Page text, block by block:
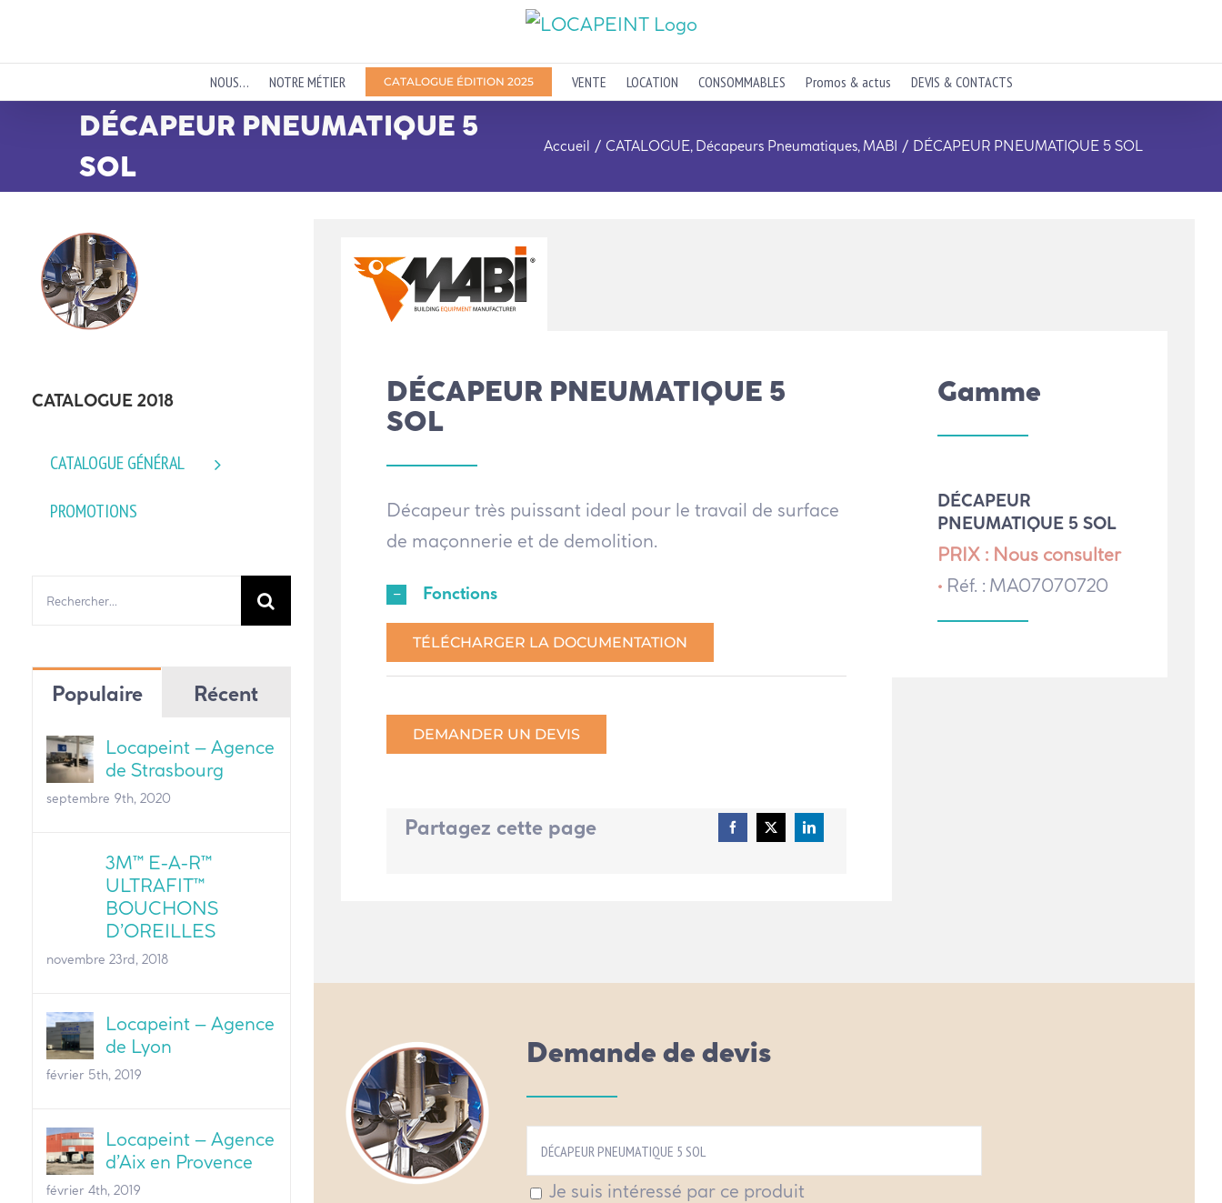
NOUS… NOTRE MÉTIER CATALOGUE ÉDITION 2025 VENTE LOCATION CONSOMMABLES Promos & actus DEVIS & CONTACTS
DÉCAPEUR PNEUMATIQUE 5
SOL
Accueil CATALOGUE Décapeurs Pneumatiques MABI DÉCAPEUR PNEUMATIQUE 5 SOL
DÉCAPEUR PNEUMATIQUE 5
SOL
Décapeur très puissant ideal pour le travail de surface
de maçonnerie et de demolition.
Fonctions
TÉLÉCHARGER LA DOCUMENTATION
DEMANDER UN DEVIS
Partagez cette page
Gamme
DÉCAPEUR
PNEUMATIQUE 5 SOL
PRIX : Nous consulter
• Réf. : MA07070720
Demande de devis
Je suis intéressé par ce produit
CATALOGUE 2018
CATALOGUE GÉNÉRAL
PROMOTIONS
Populaire Récent
Locapeint – Agence
de Strasbourg
septembre 9th, 2020
3M™ E-A-R™
ULTRAFIT™
BOUCHONS
D’OREILLES
novembre 23rd, 2018
Locapeint – Agence
de Lyon
février 5th, 2019
Locapeint – Agence
d’Aix en Provence
février 4th, 2019